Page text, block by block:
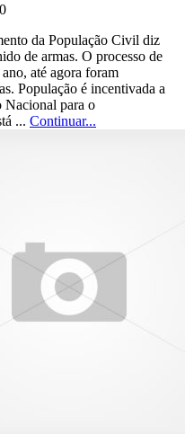
da População Civil diz
de armas. O processo de
até agora foram
População é incentivada a
Nacional para o
... Continuar...